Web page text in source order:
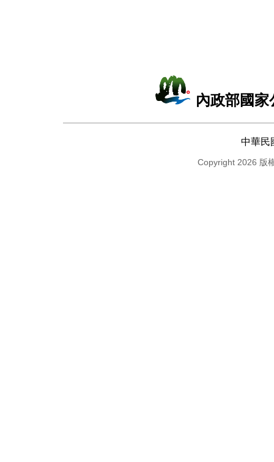
內政部國
中華民
Copyright 2026 版